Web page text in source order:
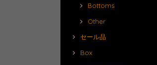
Bottoms
Other
セール品
Box